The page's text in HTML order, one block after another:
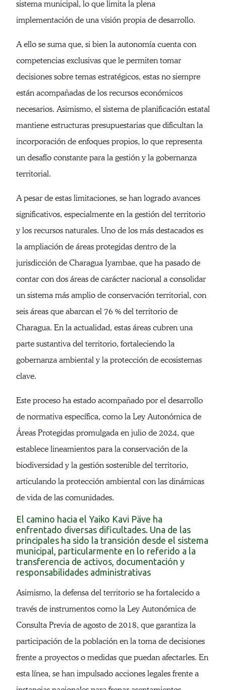
sistema municipal, lo que limita la plena
implementación de una visión propia de desarrollo.
A ello se suma que, si bien la autonomía cuenta con
competencias exclusivas que le permiten tomar
decisiones sobre temas estratégicos, estas no siempre
están acompañadas de los recursos económicos
necesarios. Asimismo, el sistema de planificación estatal
mantiene estructuras presupuestarias que dificultan la
incorporación de enfoques propios, lo que representa
un desafío constante para la gestión y la gobernanza
territorial.
A pesar de estas limitaciones, se han logrado avances
significativos, especialmente en la gestión del territorio
y los recursos naturales. Uno de los más destacados es
la ampliación de áreas protegidas dentro de la
jurisdicción de Charagua Iyambae, que ha pasado de
contar con dos áreas de carácter nacional a consolidar
un sistema más amplio de conservación territorial, con
seis áreas que abarcan el 76 % del territorio de
Charagua. En la actualidad, estas áreas cubren una
parte sustantiva del territorio, fortaleciendo la
gobernanza ambiental y la protección de ecosistemas
clave.
Este proceso ha estado acompañado por el desarrollo
de normativa específica, como la Ley Autonómica de
Áreas Protegidas promulgada en julio de 2024, que
establece lineamientos para la conservación de la
biodiversidad y la gestión sostenible del territorio,
articulando la protección ambiental con las dinámicas
de vida de las comunidades.
El camino hacia el Yaiko Kavi Päve ha
enfrentado diversas dificultades. Una de las
principales ha sido la transición desde el sistema
municipal, particularmente en lo referido a la
transferencia de activos, documentación y
responsabilidades administrativas
Asimismo, la defensa del territorio se ha fortalecido a
través de instrumentos como la Ley Autonómica de
Consulta Previa de agosto de 2018, que garantiza la
participación de la población en la toma de decisiones
frente a proyectos o medidas que puedan afectarles. En
esta línea, se han impulsado acciones legales frente a